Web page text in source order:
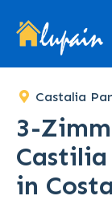
Castalia
3-
in